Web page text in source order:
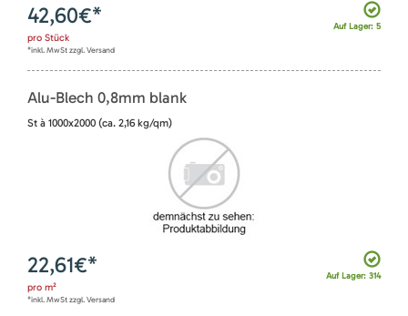
Auf Lager: 5
42,60€*
pro Stück
*inkl. MwSt zzgl. Versand
Alu-Blech 0,8mm blank
St à 1000x2000 (ca. 2,16 kg/qm)
Auf Lager: 314
22,61€*
pro m²
*inkl. MwSt zzgl. Versand